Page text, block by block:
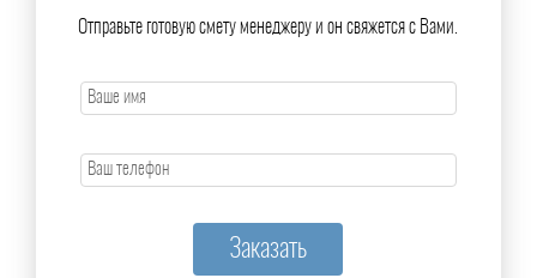
Отправьте готовую смету менеджеру и он свяжется с Вами.